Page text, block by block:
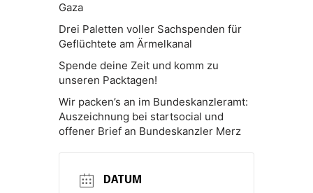
Gaza
Drei Paletten voller Sachspenden für
Geflüchtete am Ärmelkanal
Spende deine Zeit und komm zu
unseren Packtagen!
Wir packen’s an im Bundeskanzleramt:
Auszeichnung bei startsocial und
offener Brief an Bundeskanzler Merz
DATUM